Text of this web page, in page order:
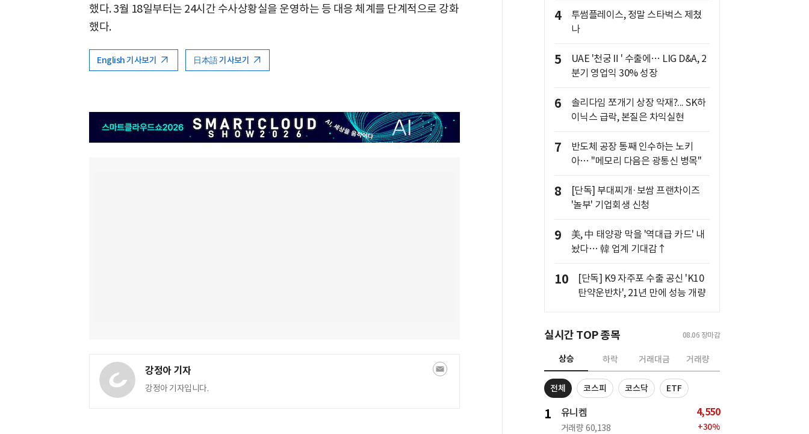
했다. 3월 18일부터는 24시간 수사상황실을 운영하는 등 대응 체계를 단계적으로 강화
했다.
English 기사보기 日本語 기사보기
강정아 기자
강정아 기자입니다.
4
투썸플레이스, 정말 스타벅스 제쳤
나
5
UAE '천궁Ⅱ' 수출에… LIG D&A, 2
분기 영업익 30% 성장
6
솔리다임 쪼개기 상장 악재?... SK하
이닉스 급락, 본질은 차익실현
7
반도체 공장 통째 인수하는 노키
아… "메모리 다음은 광통신 병목"
8
[단독] 부대찌개·보쌈 프랜차이즈
'놀부' 기업회생 신청
9
美, 中 태양광 막을 '역대급 카드' 내
놨다… 韓 업계 기대감↑
10
[단독] K9 자주포 수출 공신 'K10
탄약운반차', 21년 만에 성능 개량
실시간 TOP 종목 08.06 장마감
상승 하락 거래대금 거래량
전체 코스피 코스닥 ETF
1 유니켐
거래량 60,138
4,550
+30%